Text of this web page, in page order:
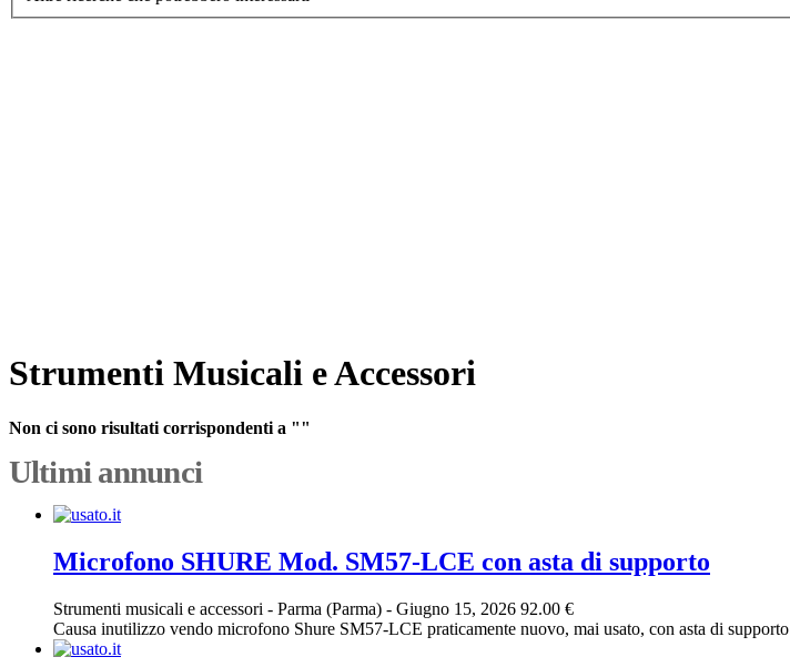
Strumenti Musicali e Accessori
Non ci sono risultati corrispondenti a ""
Ultimi annunci
Microfono SHURE Mod. SM57-LCE con asta di supporto
Strumenti musicali e accessori - Parma (Parma) - Giugno 15, 2026 92.00 €
Causa inutilizzo vendo microfono Shure SM57-LCE praticamente nuovo, mai usato, con asta di supporto